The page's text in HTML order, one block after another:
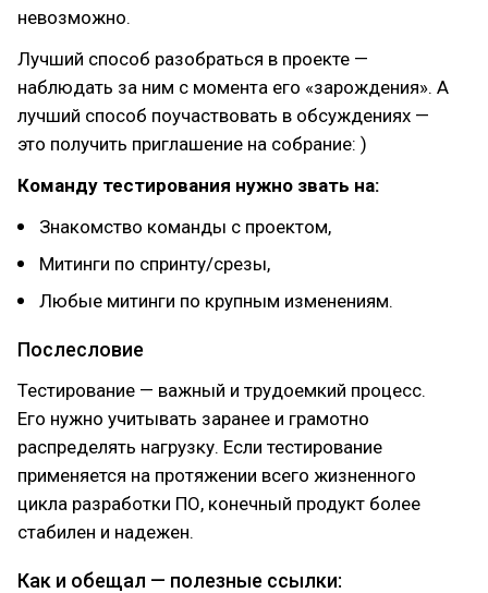
невозможно.
Лучший способ разобраться в проекте —
наблюдать за ним с момента его «зарождения». А
лучший способ поучаствовать в обсуждениях —
это получить приглашение на собрание: )
Команду тестирования нужно звать на:
Знакомство команды с проектом,
Митинги по спринту/срезы,
Любые митинги по крупным изменениям.
Послесловие
Тестирование — важный и трудоемкий процесс.
Его нужно учитывать заранее и грамотно
распределять нагрузку. Если тестирование
применяется на протяжении всего жизненного
цикла разработки ПО, конечный продукт более
стабилен и надежен.
Как и обещал — полезные ссылки: